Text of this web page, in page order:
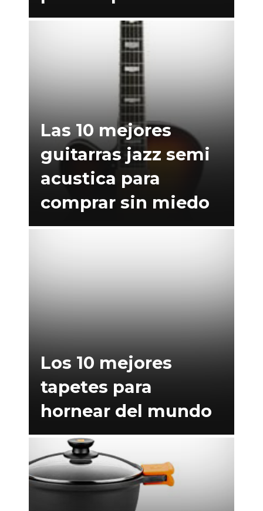
Las 10 mejores
guitarras jazz semi
acustica para
comprar sin miedo
Los 10 mejores
tapetes para
hornear del mundo